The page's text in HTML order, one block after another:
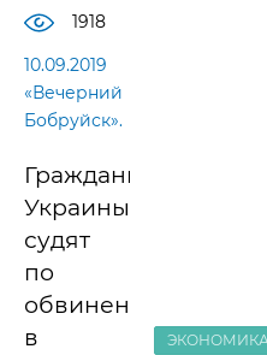
1918
10.09.2019
«Вечерний
Бобруйск».
Гражданина
Украины
судят
по
обвинению
в